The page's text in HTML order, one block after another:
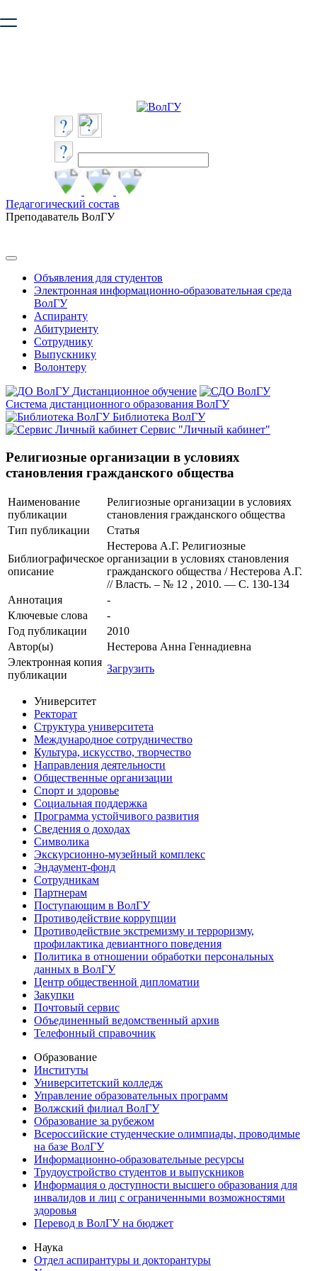
безопасную работу с сайтом. Пожалуйста
Педагогический состав
Преподаватель ВолГУ
Объявления для студентов
Электронная информационно-образовательная среда
ВолГУ
Аспиранту
Абитуриенту
Сотруднику
Выпускнику
Волонтеру
Дистанционное обучение
Система дистанционного образования ВолГУ
Библиотека ВолГУ
Сервис "Личный кабинет"
Религиозные организации в условиях
становления гражданского общества
Наименование
публикации
Религиозные организации в условиях
становления гражданского общества
Тип публикации
Статья
Библиографическое
описание
Нестерова А.Г. Религиозные
организации в условиях становления
гражданского общества / Нестерова А.Г.
// Власть. – № 12 , 2010. — С. 130-134
Аннотация
-
Ключевые cлова
-
Год публикации
2010
Автор(ы)
Нестерова Анна Геннадиевна
Электронная копия
публикации
Загрузить
Университет
Ректорат
Структура университета
Международное сотрудничество
Культура, искусство, творчество
Направления деятельности
Общественные организации
Спорт и здоровье
Социальная поддержка
Программа устойчивого развития
Сведения о доходах
Символика
Экскурсионно-музейный комплекс
Эндаумент-фонд
Сотрудникам
Партнерам
Поступающим в ВолГУ
Противодействие коррупции
Противодействие экстремизму и терроризму,
профилактика девиантного поведения
Политика в отношении обработки персональных
данных в ВолГУ
Центр общественной дипломатии
Закупки
Почтовый сервис
Объединенный ведомственный архив
Телефонный справочник
Образование
Институты
Университетский колледж
Управление образовательных программ
Волжский филиал ВолГУ
Образование за рубежом
Всероссийские студенческие олимпиады, проводимые
на базе ВолГУ
Информационно-образовательные ресурсы
Трудоустройство студентов и выпускников
Информация о доступности высшего образования для
инвалидов и лиц с ограниченными возможностями
здоровья
Перевод в ВолГУ на бюджет
Наука
Отдел аспирантуры и докторантуры